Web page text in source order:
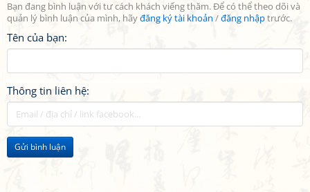
Bạn đang bình luận với tư cách khách viếng thăm. Để có thể theo dõi và
quản lý bình luận của mình, hãyđăng ký tài khoản /đăng nhậptrước.
Tên của bạn:
Thông tin liên hệ:
Gửi bình luận